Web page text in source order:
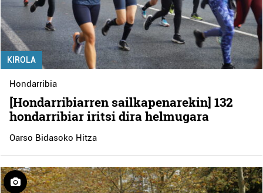
KIROLA
Hondarribia
[Hondarribiarren sailkapenarekin] 132
hondarribiar iritsi dira helmugara
Oarso Bidasoko Hitza